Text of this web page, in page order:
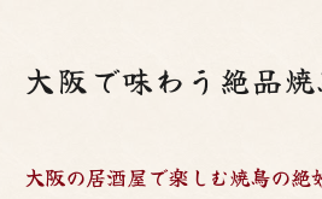
密
梅田エリアで楽しむ鳥料理
大阪で味わう絶品
大阪の居酒屋で楽しむ焼鳥の絶